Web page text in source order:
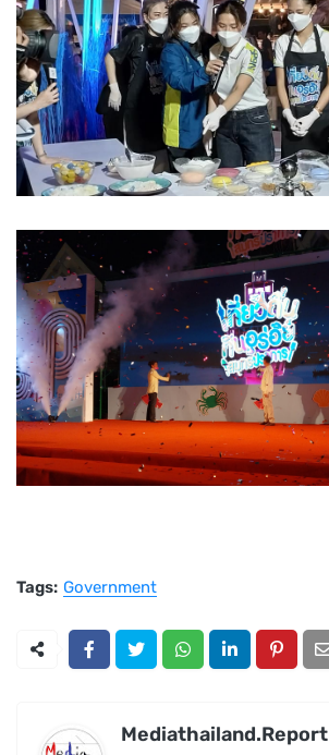
Tags: Government
Mediathailand.Report